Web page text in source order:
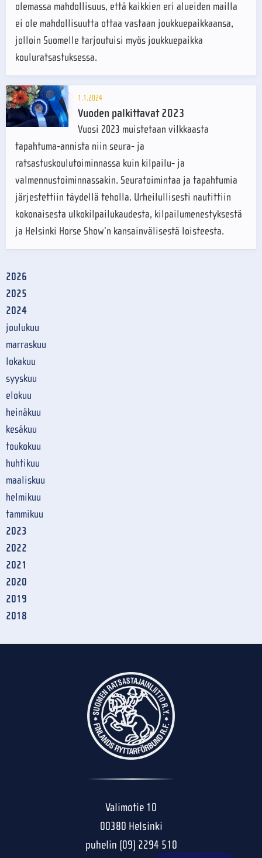
olemassa mahdollisuus, että kaikkien eri alueiden mailla
ei ole mahdollisuutta ottaa vastaan joukkuepaikkaansa,
jolloin Suomelle tarjoutuisi myös joukkuepaikka
kouluratsastuksessa.
1.1.2024
Vuoden palkittavat 2023
Vuosi 2023 muistetaan vilkkaasta
tapahtuma-annista niin seura- ja
ratsastuskoulutoiminnassa kuin kilpailu- ja
valmennustoiminnassakin. Seuratoimintaa ja tapahtumia
järjestettiin täydellä teholla. Urheilullisesti nautittiin
kokonaisesta ulkokilpailukaudesta, kilpailumenestyksestä
ja Helsinki Horse Show’n kansainvälisestä loisteesta.
2026
2025
2024
joulukuu
marraskuu
lokakuu
syyskuu
elokuu
heinäkuu
kesäkuu
toukokuu
huhtikuu
maaliskuu
helmikuu
tammikuu
2023
2022
2021
2020
2019
2018
Valimotie 10
00380 Helsinki
puhelin (09) 2294 510